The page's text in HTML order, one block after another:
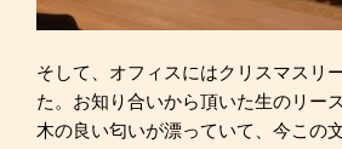
そして、オフィスにはクリスマスリ
た。お知り合いから頂いた生のリー
木の良い匂いが漂っていて、今この